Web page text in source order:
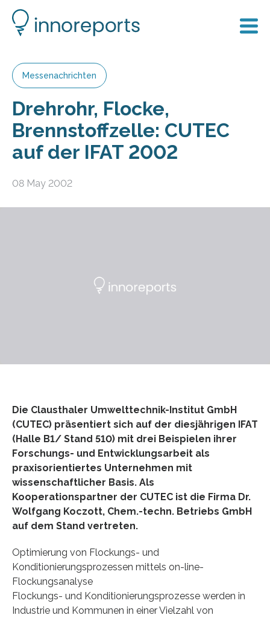
Messenachrichten
Drehrohr, Flocke,
Brennstoffzelle: CUTEC
auf der IFAT 2002
08 May 2002
Die Clausthaler Umwelttechnik-Institut GmbH
(CUTEC) präsentiert sich auf der diesjährigen IFAT
(Halle B1/ Stand 510) mit drei Beispielen ihrer
Forschungs- und Entwicklungsarbeit als
praxisorientiertes Unternehmen mit
wissenschaftlicher Basis. Als
Kooperationspartner der CUTEC ist die Firma Dr.
Wolfgang Koczott, Chem.-techn. Betriebs GmbH
auf dem Stand vertreten.
Optimierung von Flockungs- und
Konditionierungsprozessen mittels on-line-
Flockungsanalyse
Flockungs- und Konditionierungsprozesse werden in
Industrie und Kommunen in einer Vielzahl von